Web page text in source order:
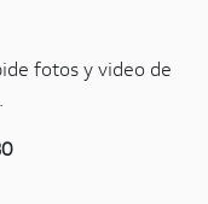
fotos y video de